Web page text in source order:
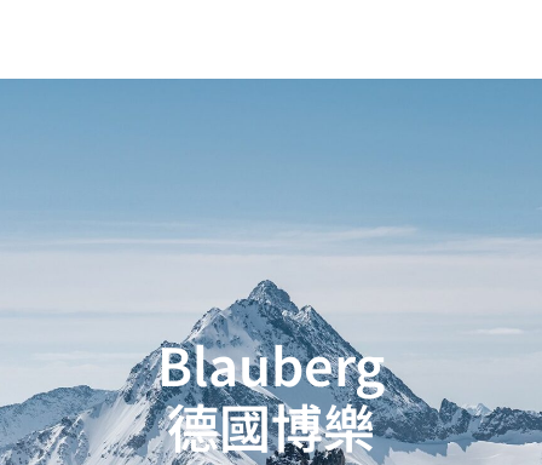
Blauberg
德國博樂